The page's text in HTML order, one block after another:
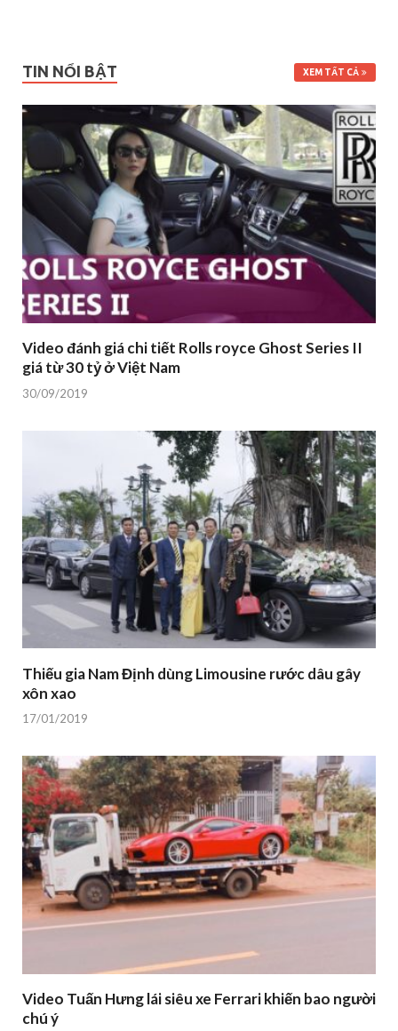
TIN NỔI BẬT XEM TẤT CẢ
Video đánh giá chi tiết Rolls royce Ghost Series II
giá từ 30 tỷ ở Việt Nam
30/09/2019
Thiếu gia Nam Định dùng Limousine rước dâu gây
xôn xao
17/01/2019
Video Tuấn Hưng lái siêu xe Ferrari khiến bao người
chú ý